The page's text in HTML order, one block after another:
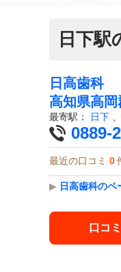
日下駅
日高歯科
高知県高岡
最寄駅： 日下
0889-
最近の口コミ 0
▶ 日高歯科のペ
口コ